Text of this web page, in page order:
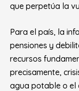
que perpetúa la
Para el país, la
pensiones y
recursos
precisamente,
agua potable o el